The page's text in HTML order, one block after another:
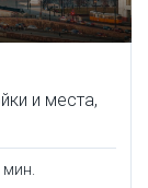
и места,